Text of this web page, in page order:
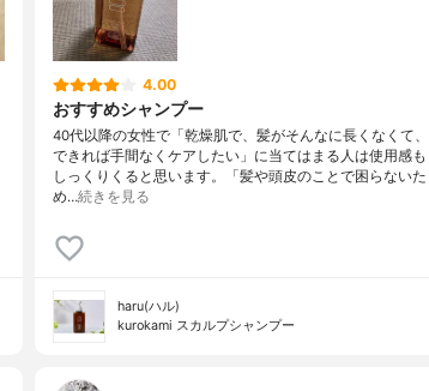
4.00
おすすめシャンプー
40代以降の女性で「乾燥肌で、髪がそんなに長くなくて、
できれば手間なくケアしたい」に当てはまる人は使用感も
しっくりくると思います。「髪や頭皮のことで困らないた
め…続きを見る
haru(ハル)
kurokami スカルプシャンプー